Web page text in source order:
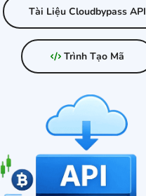
Tài Liệu Cloudbypass API
Trình Tạo Mã